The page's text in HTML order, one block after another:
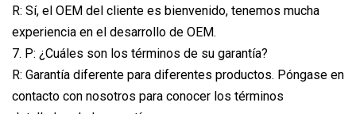
R: Sí, el OEM del cliente es bienvenido, tenemos mucha
experiencia en el desarrollo de OEM.
7. P: ¿Cuáles son los términos de su garantía?
R: Garantía diferente para diferentes productos. Póngase en
contacto con nosotros para conocer los términos